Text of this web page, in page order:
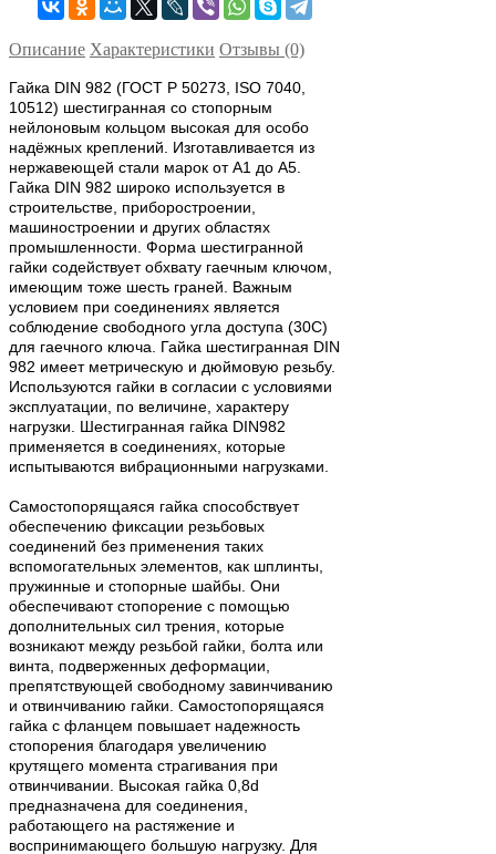
Описание Характеристики Отзывы (0)
Гайка DIN 982 (ГОСТ Р 50273, ISO 7040,
10512) шестигранная со стопорным
нейлоновым кольцом высокая для особо
надёжных креплений. Изготавливается из
нержавеющей стали марок от А1 до А5.
Гайка DIN 982 широко используется в
строительстве, приборостроении,
машиностроении и других областях
промышленности. Форма шестигранной
гайки содействует обхвату гаечным ключом,
имеющим тоже шесть граней. Важным
условием при соединениях является
соблюдение свободного угла доступа (30С)
для гаечного ключа. Гайка шестигранная DIN
982 имеет метрическую и дюймовую резьбу.
Используются гайки в согласии с условиями
эксплуатации, по величине, характеру
нагрузки. Шестигранная гайка DIN982
применяется в соединениях, которые
испытываются вибрационными нагрузками.
Самостопорящаяся гайка способствует
обеспечению фиксации резьбовых
соединений без применения таких
вспомогательных элементов, как шплинты,
пружинные и стопорные шайбы. Они
обеспечивают стопорение с помощью
дополнительных сил трения, которые
возникают между резьбой гайки, болта или
винта, подверженных деформации,
препятствующей свободному завинчиванию
и отвинчиванию гайки. Самостопорящаяся
гайка с фланцем повышает надежность
стопорения благодаря увеличению
крутящего момента страгивания при
отвинчивании. Высокая гайка 0,8d
предназначена для соединения,
работающего на растяжение и
воспринимающего большую нагрузку. Для